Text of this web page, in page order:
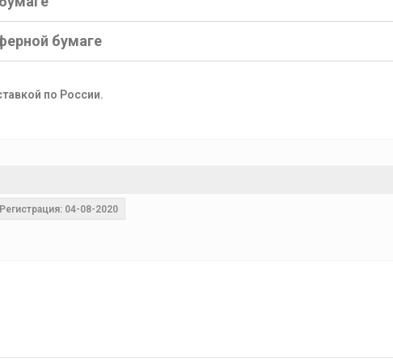
бумаге
по России.
Регистрация: 04-08-2020